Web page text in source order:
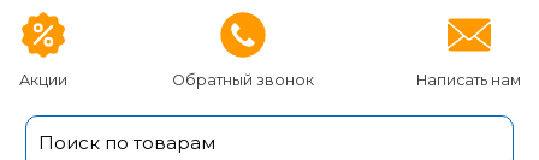
Акции Обратный звонок Написать нам